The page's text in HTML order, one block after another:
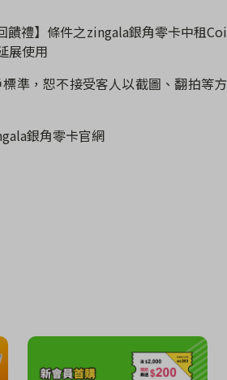
饋禮】條件之zingala銀角零卡中租Coi
展使用
準，恕不接受客人以截圖、翻拍等方
銀角零卡官網